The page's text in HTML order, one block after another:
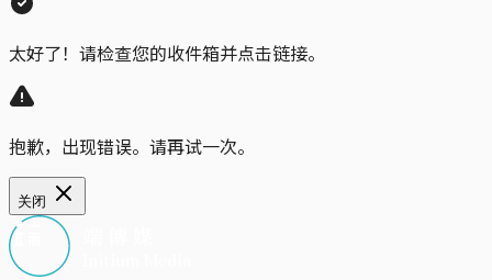
太好了！请检查您的收件箱并点击链接。
抱歉，出现错误。请再试一次。
关闭